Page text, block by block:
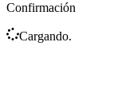
Confirmación
Cargando.